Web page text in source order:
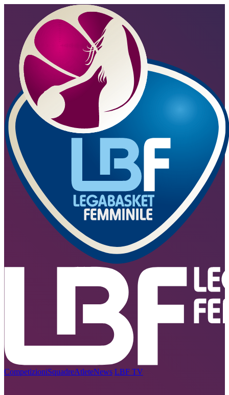
CompetizioniSquadreAtleteNews LBF TV